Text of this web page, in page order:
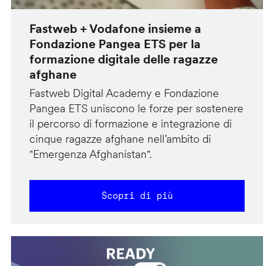
Fastweb + Vodafone insieme a
Fondazione Pangea ETS per la
formazione digitale delle ragazze
afghane
Fastweb Digital Academy e Fondazione
Pangea ETS uniscono le forze per sostenere
il percorso di formazione e integrazione di
cinque ragazze afghane nell’ambito di
"Emergenza Afghanistan".
Scopri di più